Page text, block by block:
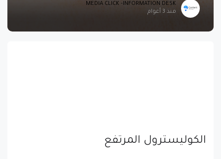
MEDIA CLICK -INFORMATION DESK
منذ 3 أعوام
الكوليسترول المرتفع